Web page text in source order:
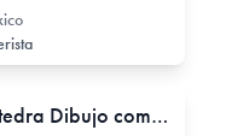
Contemporáneo
Cátedra Dibujo complementaria, 2, 3, y 4